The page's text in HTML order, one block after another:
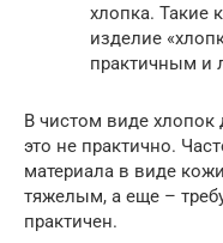
хлопка. Такие
изделие
практичным и
В чистом виде хлопок
это не практично.
материала в виде
тяжелым, а еще –
практичен.